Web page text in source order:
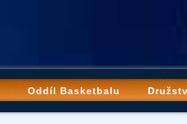
Oddíl Basketbalu